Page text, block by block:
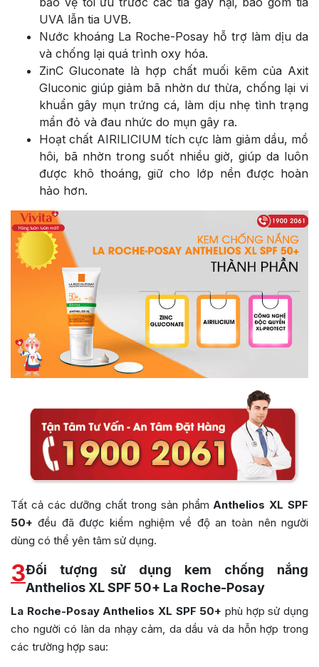
UVA lẫn tia UVB.
Nước khoáng La Roche-Posay hỗ trợ làm dịu da
và chống lại quá trình oxy hóa.
ZinC Gluconate là hợp chất muối kẽm của Axit
Gluconic giúp giảm bã nhờn dư thừa, chống lại vi
khuẩn gây mụn trứng cá, làm dịu nhẹ tình trạng
mẩn đỏ và đau nhức do mụn gây ra.
Hoạt chất AIRILICIUM tích cực làm giảm dầu, mồ
hôi, bã nhờn trong suốt nhiều giờ, giúp da luôn
được khô thoáng, giữ cho lớp nền được hoàn
hảo hơn.
Tất cả các dưỡng chất trong sản phẩmAnthelios XL SPF
50+đều đã được kiểm nghiệm về độ an toàn nên người
dùng có thể yên tâm sử dụng.
3Đối tượng sử dụng kem chống nắng
Anthelios XL SPF 50+ La Roche-Posay
La Roche-Posay Anthelios XL SPF 50+ phù hợp sử dụng
cho người có làn da nhạy cảm, da dầu và da hỗn hợp trong
các trường hợp sau: